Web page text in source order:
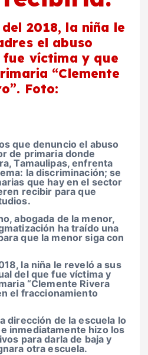
2018, la niña le
el abuso
fue víctima y que
“Clemente
Foto:
que denuncio el abuso
de primaria donde
Tamaulipas, enfrenta
la discriminación; se
que hay en el sector
recibir para que
abogada de la menor,
ha traído una
que la menor siga con
la niña le reveló a sus
del que fue víctima y
“Clemente Rivera
el fraccionamiento
dirección de la escuela lo
inmediatamente hizo los
para darla de baja y
otra escuela.